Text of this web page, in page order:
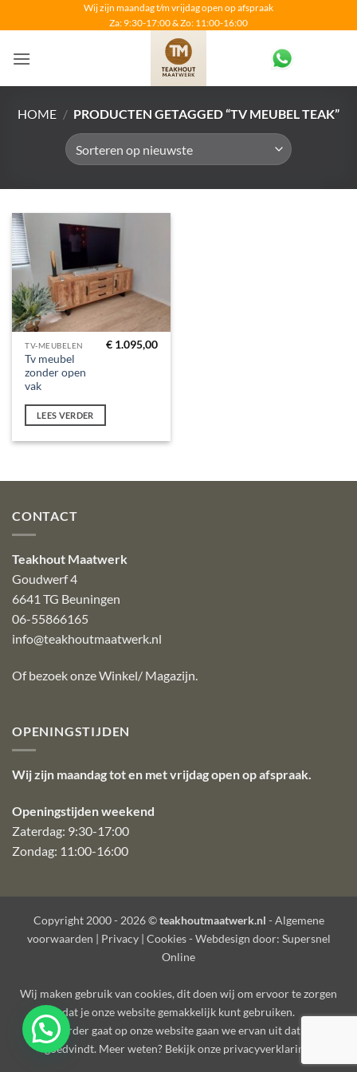
naar
Wij zijn maandag t/m vrijdag open op afspraak
Za: 9:30-17:00 & Zo: 11:00-16:00
HOME / PRODUCTEN GETAGGED “TV MEUBEL TEAK”
TV-MEUBELEN
Tv meubel
zonder open
vak
€1.095,00
LEES VERDER
CONTACT
Teakhout Maatwerk
Goudwerf 4
6641 TG Beuningen
06-55866165
info@teakhoutmaatwerk.nl
Of bezoek onzeWinkel/ Magazijn.
OPENINGSTIJDEN
Wij zijn maandag tot en met vrijdag open op afspraak.
Openingstijden weekend
Zaterdag: 9:30-17:00
Zondag: 11:00-16:00
Copyright 2000 - 2026 ©teakhoutmaatwerk.nl - Algemene
voorwaarden | Privacy| Cookies- Webdesign door: Supersnel
Online
Wij maken gebruik van cookies, dit doen wij om ervoor te zorgen
dat je onze website gemakkelijk kunt gebruiken.
Als je verder gaat op onze website gaan we ervan uit dat je dat
goedvindt. Meer weten? Bekijk onze privacyverklaring